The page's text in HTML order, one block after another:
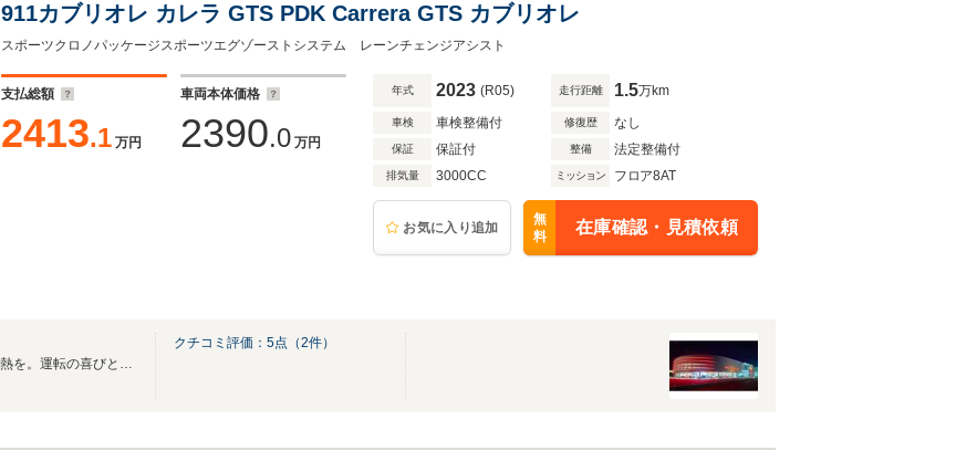
911カブリオレ カレラ GTS PDK Carrera GTS カブリオレ
スポーツクロノパッケージスポーツエグゾーストシステム レーンチェンジアシスト
支払総額
2413.1 万円
車両本体価格
2390.0 万円
年式 2023 (R05) 走行距離 1.5万km
車検 車検整備付 修復歴 なし
保証 保証付 整備 法定整備付
排気量 3000CC ミッション フロア8AT
お気に入り追加
無
料
在庫確認・見積依頼
時代が変わっても、変わらない情熱を。運転の喜びという価値をあなたへ。
クチコミ評価： 5点（2件）